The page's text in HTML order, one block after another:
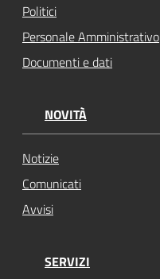
Politici
Personale Amministrativo
Documenti e dati
NOVITÀ
Notizie
Comunicati
Avvisi
SERVIZI